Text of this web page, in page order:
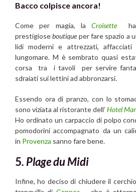
Bacco colpisce ancora!
Come per magia, laCroisetteha
prestigioseboutique per fare spazio a
lidi moderni e attrezzati, affacciati
lungomare. M è sembrato quasi
corsa tra i tavoli per servire
sdraiati sui lettini ad abbronzarsi.
Essendo ora di pranzo, con lo
sono viziata al ristorante dell’ Hotel
Ho ordinato un carpaccio di polpo
pomodorini accompagnato da un
in Provenza sanno fare bene.
5. Plage du Midi
Infine, ho deciso di chiudere il